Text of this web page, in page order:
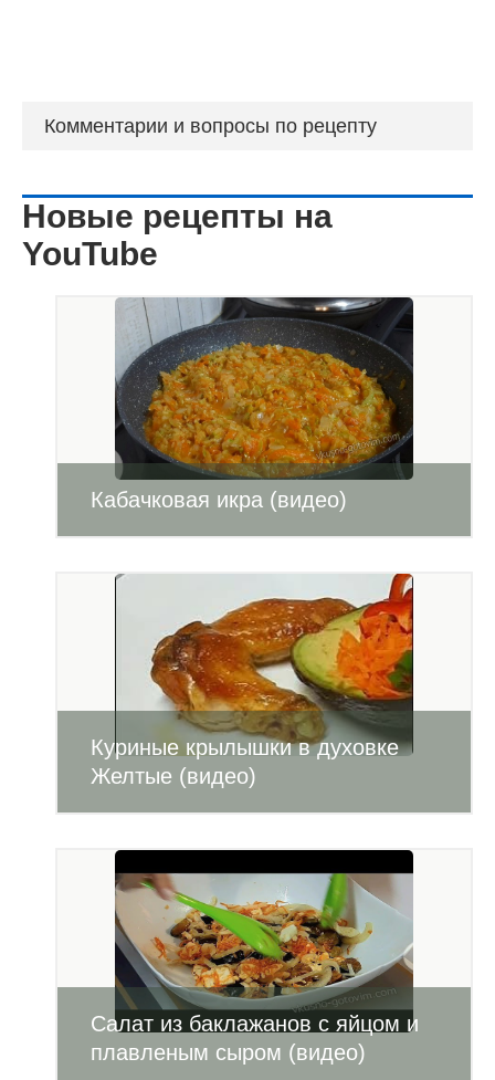
Комментарии и вопросы по рецепту
Новые рецепты на
YouTube
Кабачковая икра (видео)
Куриные крылышки в духовке
Желтые (видео)
Салат из баклажанов с яйцом и
плавленым сыром (видео)